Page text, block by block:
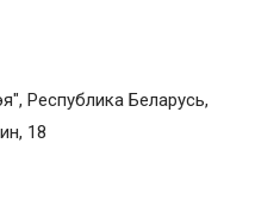
Республика Беларусь,
18